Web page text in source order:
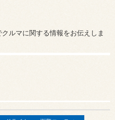
ルマに関する情報をお伝えしま